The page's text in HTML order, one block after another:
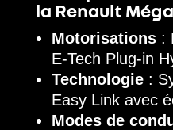
la Renault
Motorisations:
E-Tech Plug-in
Technologie:
Easy Link avec
Modes de